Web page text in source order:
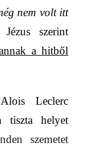
nem volt itt
szerint
a hitből
Leclerc
tiszta helyet
szemetet